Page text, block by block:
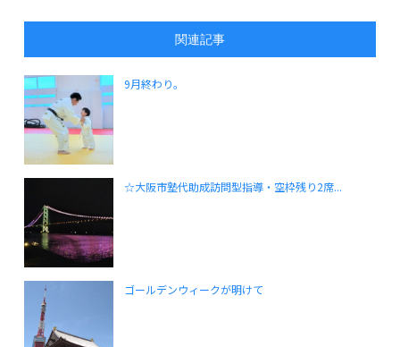
関連記事
9月終わり。
☆大阪市塾代助成訪問型指導・空枠残り2席...
ゴールデンウィークが明けて